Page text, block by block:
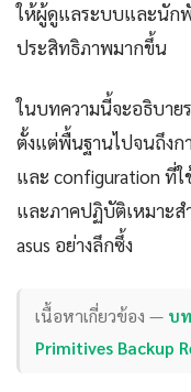
ให้ผู้ดูแลระบบและนัก
ประสิทธิภาพมากขึ้น
ในบทความนี้จะอธิบาย
ตั้งแต่พื้นฐานไปจนถึงก
และ configuration ที่
และภาคปฏิบัติเหมาะส
asus อย่างลึกซึ้ง
เนื้อหาเกี่ยวข้อง — บ
Primitives Backup